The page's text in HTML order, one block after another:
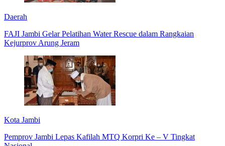
Daerah
FAJI Jambi Gelar Pelatihan Water Rescue dalam Rangkaian
Kejurprov Arung Jeram
Kota Jambi
Pemprov Jambi Lepas Kafilah MTQ Korpri Ke – V Tingkat